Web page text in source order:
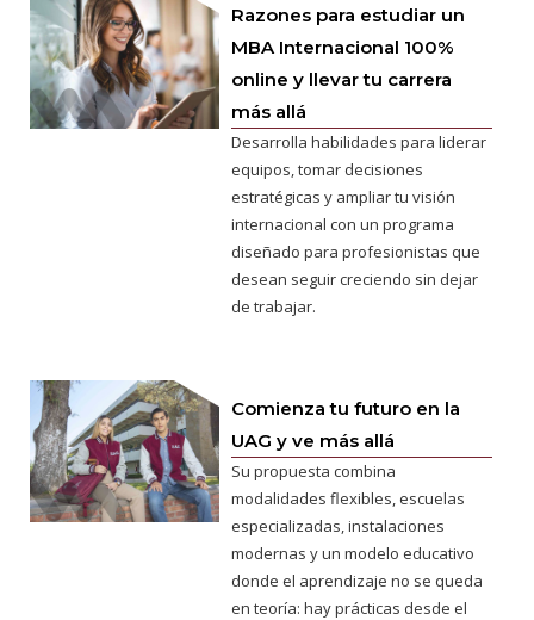
Razones para estudiar un
MBA Internacional 100%
online y llevar tu carrera
más allá
Desarrolla habilidades para liderar
equipos, tomar decisiones
estratégicas y ampliar tu visión
internacional con un programa
diseñado para profesionistas que
desean seguir creciendo sin dejar
de trabajar.
Comienza tu futuro en la
UAG y ve más allá
Su propuesta combina
modalidades flexibles, escuelas
especializadas, instalaciones
modernas y un modelo educativo
donde el aprendizaje no se queda
en teoría: hay prácticas desde el